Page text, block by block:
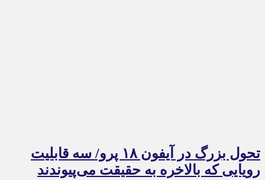
تحول بزرگ در آیفون ۱۸ پرو/ سه قابلیت
رویایی که بالاخره به حقیقت می‌پیوندند